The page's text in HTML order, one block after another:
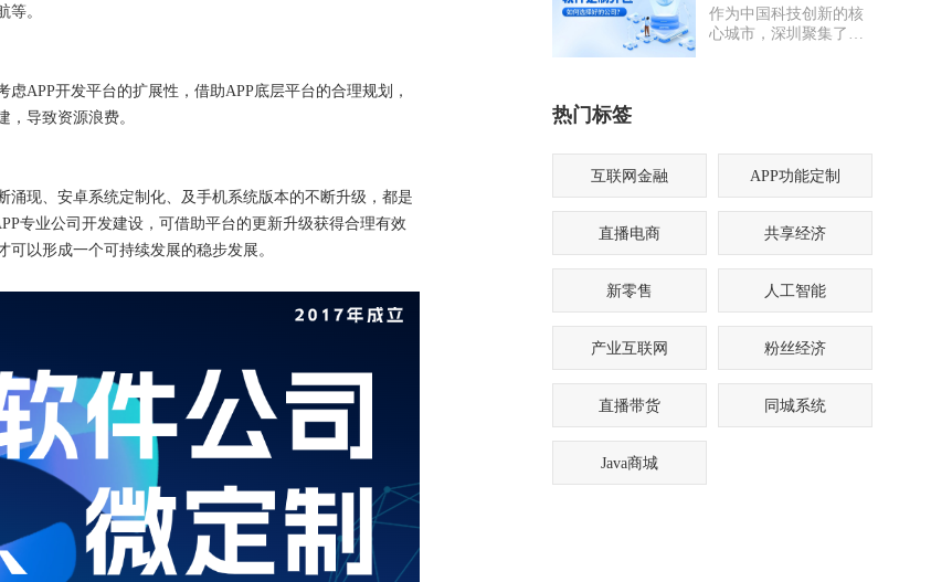
等。
虑APP开发平台的扩展性，借助APP底层平台的合理规划，
导致资源浪费。
现、安卓系统定制化、及手机系统版本的不断升级，都是
专业公司开发建设，可借助平台的更新升级获得合理有效
以形成一个可持续发展的稳步发展。
个两难困境：电商APP
开发是否要多做营销功
作为中国科技创新的核
心城市，深圳聚集了海
司时，常常陷入“选择
热门标签
互联网金融 APP功能定制
直播电商 共享经济
新零售 人工智能
产业互联网 粉丝经济
直播带货 同城系统
Java商城